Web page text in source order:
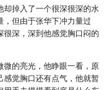
掉入了一个很深很深的水
，但由于张华下冲力量过
很深，深到他感觉胸口闷的
微的亮光，他睁眼一看，原
感觉胸口还有点气，他就暂